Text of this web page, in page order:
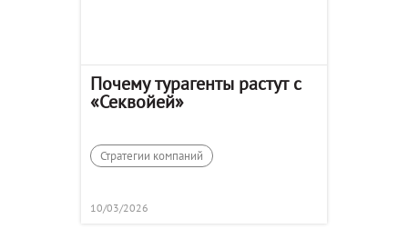
Почему турагенты растут с
«Секвойей»
Стратегии компаний
10/03/2026